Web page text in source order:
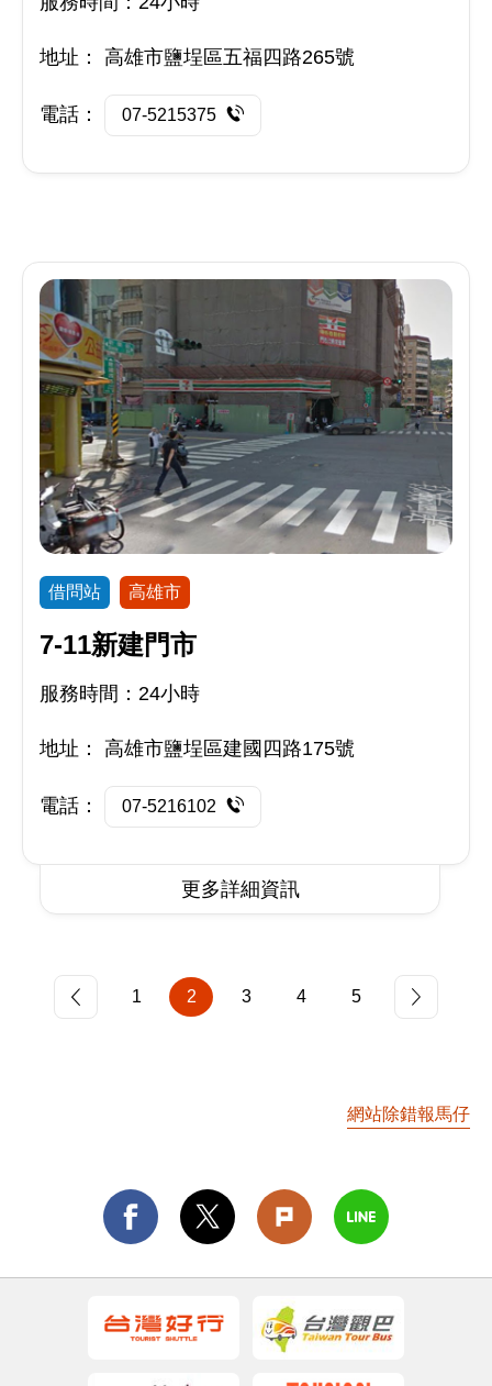
地址： 高雄市鹽埕區五福四路265號
電話： 07-5215375
借問站 高雄市
7-11新建門市
服務時間：24小時
地址： 高雄市鹽埕區建國四路175號
電話： 07-5216102
更多詳細資訊
1 2 3 4 5
網站除錯報馬仔